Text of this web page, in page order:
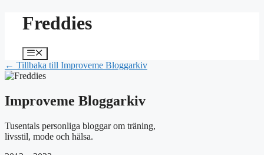
HoppaFreddies
Meny
← Tillbaka till Improveme Bloggarkiv
Improveme Bloggarkiv
Tusentals personliga bloggar om träning,
livsstil, mode och hälsa.